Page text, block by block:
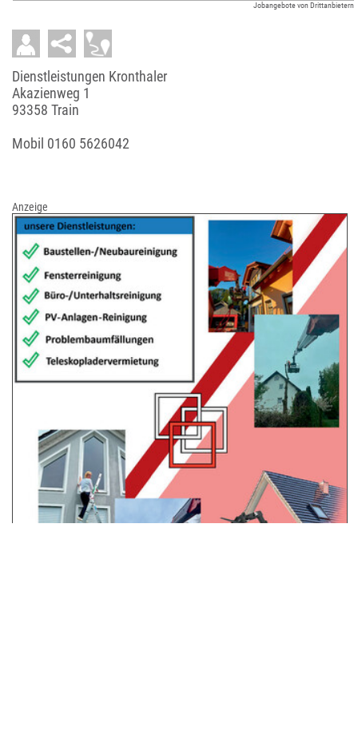
Jobangebote von Drittanbietern
Dienstleistungen Kronthaler
Akazienweg 1
93358 Train
Mobil 0160 5626042
Anzeige